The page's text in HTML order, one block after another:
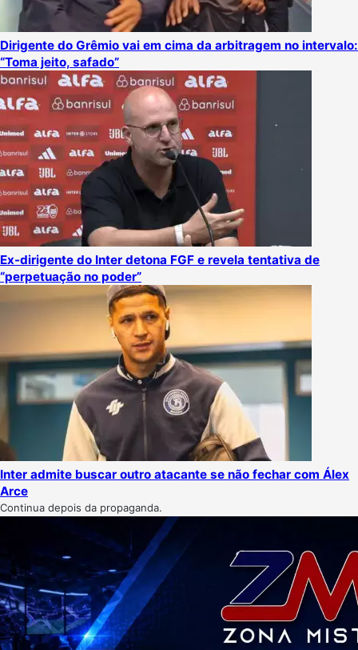
Dirigente do Grêmio vai em cima da arbitragem no intervalo:
“Toma jeito, safado”
Ex-dirigente do Inter detona FGF e revela tentativa de
“perpetuação no poder”
Inter admite buscar outro atacante se não fechar com Álex
Arce
Continua depois da propaganda.